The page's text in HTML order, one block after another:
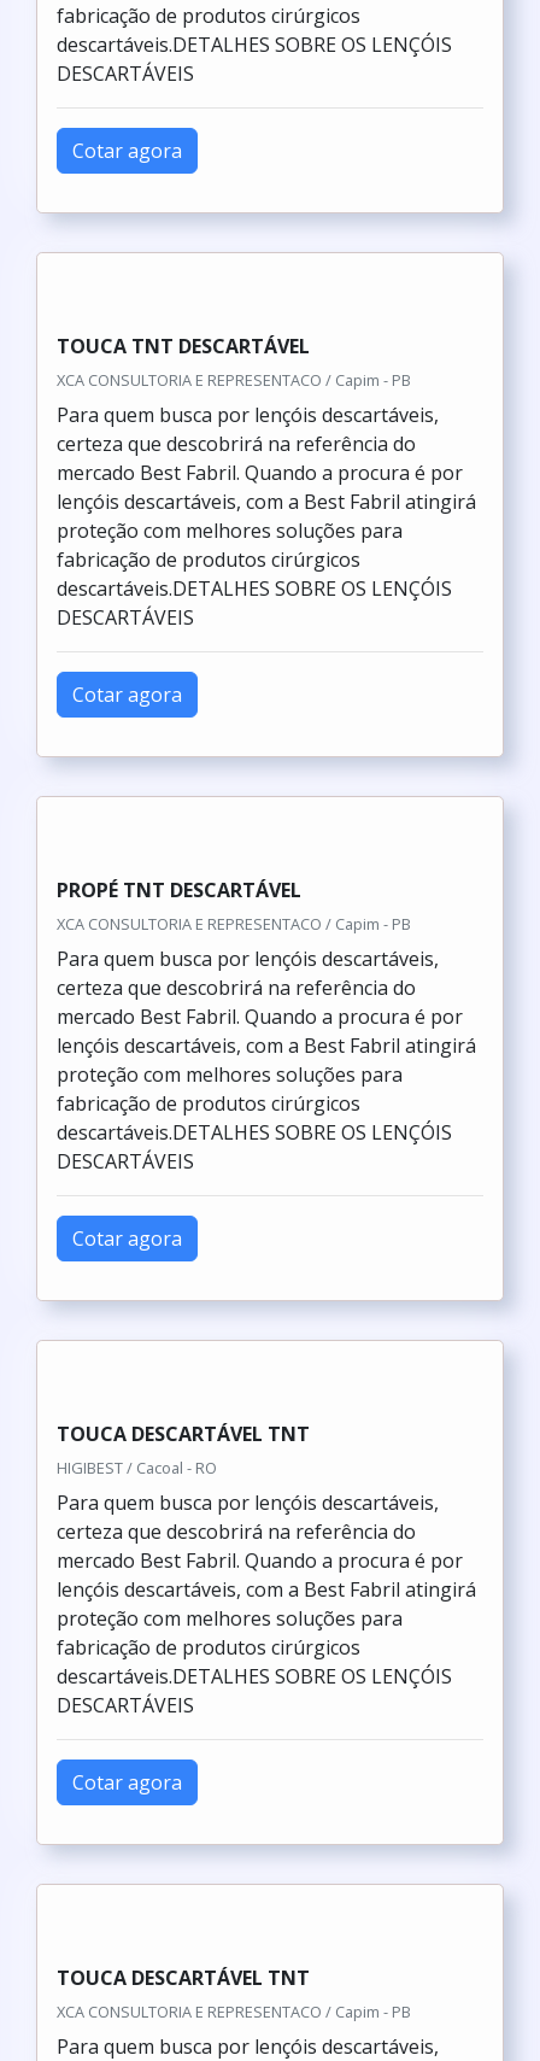
fabricação de produtos cirúrgicos
descartáveis.DETALHES SOBRE OS LENÇÓIS
DESCARTÁVEIS
Cotar agora
TOUCA TNT DESCARTÁVEL
XCA CONSULTORIA E REPRESENTACO / Capim - PB
Para quem busca por lençóis descartáveis,
certeza que descobrirá na referência do
mercado Best Fabril. Quando a procura é por
lençóis descartáveis, com a Best Fabril atingirá
proteção com melhores soluções para
fabricação de produtos cirúrgicos
descartáveis.DETALHES SOBRE OS LENÇÓIS
DESCARTÁVEIS
Cotar agora
PROPÉ TNT DESCARTÁVEL
XCA CONSULTORIA E REPRESENTACO / Capim - PB
Para quem busca por lençóis descartáveis,
certeza que descobrirá na referência do
mercado Best Fabril. Quando a procura é por
lençóis descartáveis, com a Best Fabril atingirá
proteção com melhores soluções para
fabricação de produtos cirúrgicos
descartáveis.DETALHES SOBRE OS LENÇÓIS
DESCARTÁVEIS
Cotar agora
TOUCA DESCARTÁVEL TNT
HIGIBEST / Cacoal - RO
Para quem busca por lençóis descartáveis,
certeza que descobrirá na referência do
mercado Best Fabril. Quando a procura é por
lençóis descartáveis, com a Best Fabril atingirá
proteção com melhores soluções para
fabricação de produtos cirúrgicos
descartáveis.DETALHES SOBRE OS LENÇÓIS
DESCARTÁVEIS
Cotar agora
TOUCA DESCARTÁVEL TNT
XCA CONSULTORIA E REPRESENTACO / Capim - PB
Para quem busca por lençóis descartáveis,